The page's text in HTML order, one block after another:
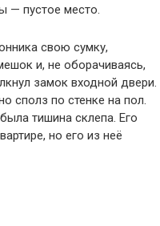
— пустое место.
свою сумку,
и, не оборачиваясь,
замок входной двери.
сполз по стенке на пол.
тишина склепа. Его
но его из неё